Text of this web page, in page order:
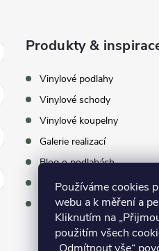
Používáme cookies
webu a k měření a
Kliknutím na
použitím všech
e‑shopu 4,9 z 5, celkem369
4,8 z 5
Hodnocení Seznam 4,9 z 5
Produkty &
Vinylové podlahy
Vinylové schody
Vinylové koupelny
Galerie realizací
Blog o podlahách
Vzorky zdarma
Virtuální showroom